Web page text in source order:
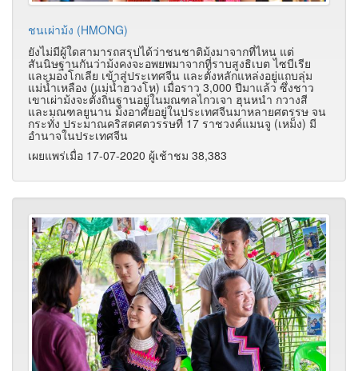
ชนเผ่าม้ง (HMONG)
ยังไม่มีผู้ใดสามารถสรุปได้ว่าชนชาติม้งมาจากที่ไหน แต่
สันนิษฐานกันว่าม้งคงจะอพยพมาจากที่ราบสูงธิเบต ไซบีเรีย
และมองโกเลีย เข้าสู่ประเทศจีน และตั้งหลักแหล่งอยู่แถบลุ่ม
แม่น้ำเหลือง (แม่น้ำฮวงโห) เมื่อราว 3,000 ปีมาแล้ว ซึ่งชาว
เขาเผ่าม้งจะตั้งถิ่นฐานอยู่ในมณฑลไกวเจา ฮุนหนำ กวางสี
และมณฑลยูนาน ม้งอาศัยอยู่ในประเทศจีนมาหลายศตรรษ จน
กระทั่ง ประมาณคริสตศตวรรษที่ 17 ราชวงค์แมนจู (เหม็ง) มี
อำนาจในประเทศจีน
เผยแพร่เมื่อ 17-07-2020 ผู้เช้าชม 38,383